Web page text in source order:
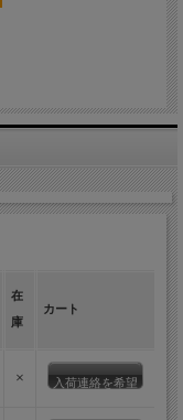
在
庫
カート
× 入荷連絡を希望